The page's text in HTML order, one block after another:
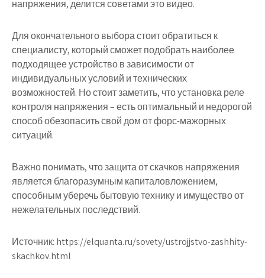
напряжения, делится советами это видео.
Для окончательного выбора стоит обратиться к
специалисту, который сможет подобрать наиболее
подходящее устройство в зависимости от
индивидуальных условий и технических
возможностей. Но стоит заметить, что установка реле
контроля напряжения – есть оптимальный и недорогой
способ обезопасить свой дом от форс-мажорных
ситуаций.
Важно понимать, что защита от скачков напряжения
является благоразумным капиталовложением,
способным уберечь бытовую технику и имущество от
нежелательных последствий.
Источник: https://elquanta.ru/sovety/ustrojjstvo-zashhity-
skachkov.html